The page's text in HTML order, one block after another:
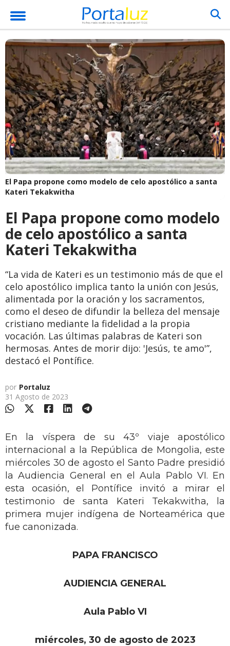
El Papa propone como modelo de celo apostólico a santa
Kateri Tekakwitha
El Papa propone como modelo
de celo apostólico a santa
Kateri Tekakwitha
“La vida de Kateri es un testimonio más de que el
celo apostólico implica tanto la unión con Jesús,
alimentada por la oración y los sacramentos,
como el deseo de difundir la belleza del mensaje
cristiano mediante la fidelidad a la propia
vocación. Las últimas palabras de Kateri son
hermosas. Antes de morir dijo: 'Jesús, te amo'”,
destacó el Pontífice.
por Portaluz
31 Agosto de 2023
En la víspera de su 43º viaje apostólico
internacional a la República de Mongolia, este
miércoles 30 de agosto el Santo Padre presidió
la Audiencia General en el Aula Pablo VI. En
esta ocasión, el Pontífice invitó a mirar el
testimonio de santa Kateri Tekakwitha, la
primera mujer indígena de Norteamérica que
fue canonizada.
PAPA FRANCISCO
AUDIENCIA GENERAL
Aula Pablo VI
miércoles, 30 de agosto de 2023